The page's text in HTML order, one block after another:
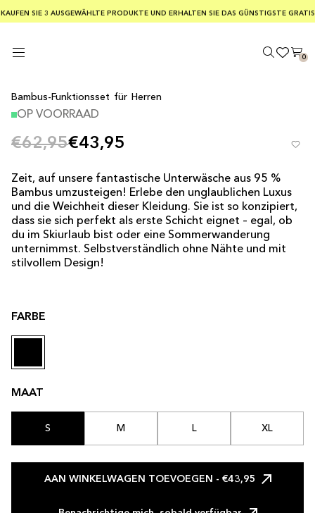
KAUFEN SIE 3 AUSGEWÄHLTE PRODUKTE UND ERHALTEN SIE DAS GÜNSTIGSTE GRATIS
KOSTENLOSER VERSAND BEI BESTELLUNGEN AB 75 €
SICHERE ZAHLUNGEN MIT KLARNA
0
Bambus-Funktionsset für Herren
OP VOORRAAD
€62,95€43,95
Zeit, auf unsere fantastische Unterwäsche aus 95 %
Bambus umzusteigen! Erlebe den unglaublichen Luxus
und die Weichheit dieser Kleidung. Sie ist so konzipiert,
dass sie sich perfekt als erste Schicht eignet – egal, ob
du im Skiurlaub bist oder eine Sommerwanderung
unternimmst. Selbstverständlich ohne Nähte und mit
stilvollem Design!
FARBE
MAAT
S M L XL
AAN WINKELWAGEN TOEVOEGEN - €43,95